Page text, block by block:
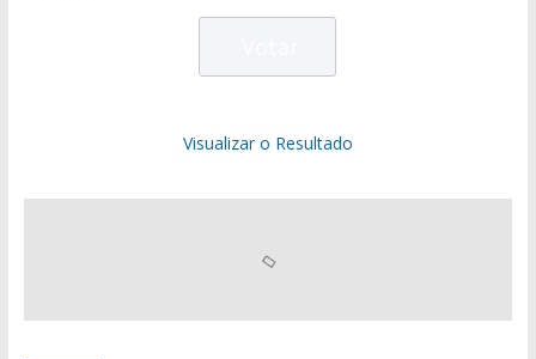
Visualizar o Resultado